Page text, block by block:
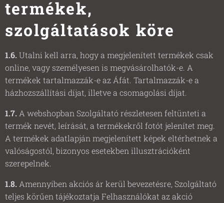
termékek,
szolgáltatások köre
1.6. Utalni kell arra, hogy a megjelenített termékek csak
online, vagy személyesen is megvásárolhatók-e. A
termékek tartalmazzák-e az Áfát. Tartalmazzák-e a
házhozszállítási díjat, illetve a csomagolási díjat.
1.7. A webshopban Szolgáltató részletesen feltünteti a
termék nevét, leírását, a termékekről fotót jelenítet meg.
A termékek adatlapján megjelenített képek eltérhetnek a
valóságostól, bizonyos esetekben illusztrációként
szerepelnek.
1.8. Amennyiben akciós ár kerül bevezetésre, Szolgáltató
teljes körűen tájékoztatja Felhasználókat az akció